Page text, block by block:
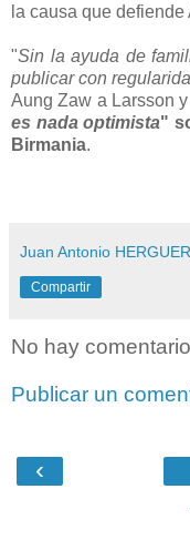
la causa que
"Sin la ayuda de
publicar con
Aung Zaw a Larsson
es nada optimista"
Birmania.
Juan Antonio
Compartir
No hay
Publicar un
‹